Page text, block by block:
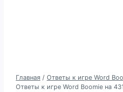
Главная / Ответы к игре Word
Ответы к игре Word Boomie на